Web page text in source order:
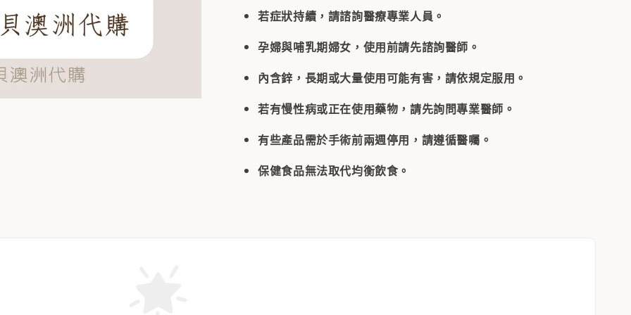
若症狀持續，請諮詢醫療專業人員。
孕婦與哺乳期婦女，使用前請先諮詢醫師。
內含鋅，長期或大量使用可能有害，請依規定服用。
若有慢性病或正在使用藥物，請先詢問專業醫師。
有些產品需於手術前兩週停用，請遵循醫囑。
保健食品無法取代均衡飲食。